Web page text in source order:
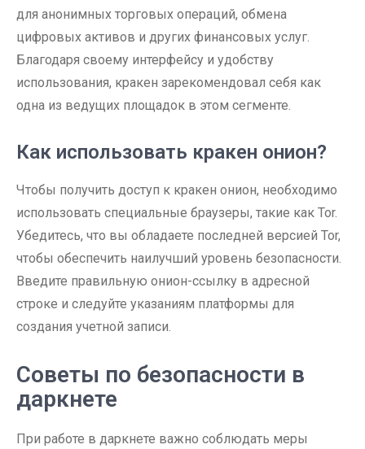
для анонимных торговых операций, обмена
цифровых активов и других финансовых услуг.
Благодаря своему интерфейсу и удобству
использования, кракен зарекомендовал себя как
одна из ведущих площадок в этом сегменте.
Как использовать кракен онион?
Чтобы получить доступ к кракен онион, необходимо
использовать специальные браузеры, такие как Tor.
Убедитесь, что вы обладаете последней версией Tor,
чтобы обеспечить наилучший уровень безопасности.
Введите правильную онион-ссылку в адресной
строке и следуйте указаниям платформы для
создания учетной записи.
Советы по безопасности в
даркнете
При работе в даркнете важно соблюдать меры